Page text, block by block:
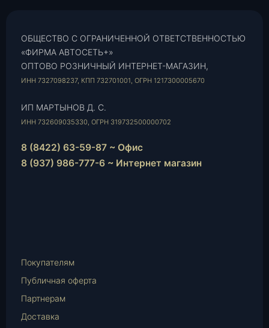
ОБЩЕСТВО С ОГРАНИЧЕННОЙ ОТВЕТСТВЕННОСТЬЮ
«ФИРМА АВТОСЕТЬ+»
ОПТОВО РОЗНИЧНЫЙ ИНТЕРНЕТ-МАГАЗИН,
ИНН 7327098237, КПП 732701001, ОГРН 1217300005670
ИП МАРТЫНОВ Д. С.
ИНН 732609035330, ОГРН 319732500000702
8 (8422) 63-59-87 ~ Офис
8 (937) 986-777-6 ~ Интернет магазин
Mail
Покупателям
Публичная оферта
Партнерам
Доставка